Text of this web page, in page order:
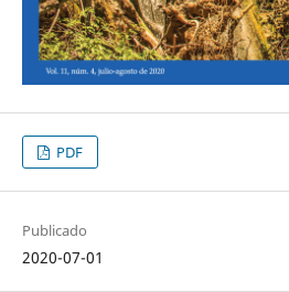
PDF
Publicado
2020-07-01